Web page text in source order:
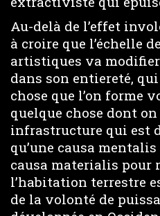
Au-delà de l’effet
à croire que l’échelle
artistiques va
dans son entiereté,
chose que l’on forme
quelque chose dont
infrastructure qui est
qu’une causa
causa materialis pour
l’habitation terrestre
de la volonté de